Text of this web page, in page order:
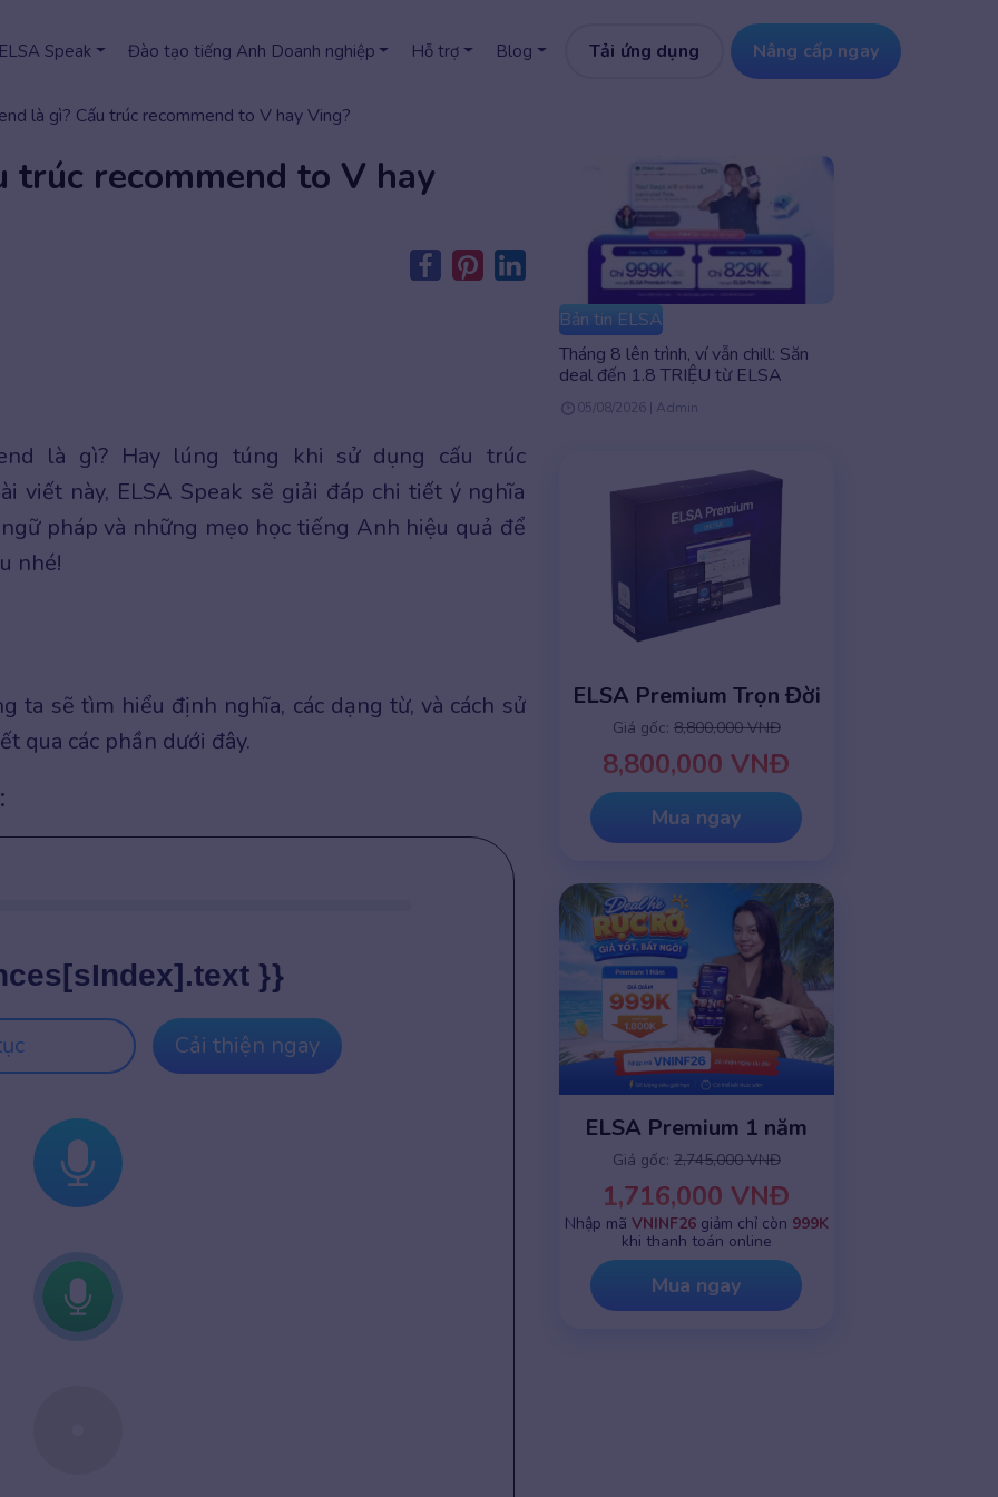
Speak Đào tạo tiếng Anh Doanh nghiệp Hỗ trợ Blog Tải ứng dụng Nâng cấp ngay
là gì? Cấu trúc recommend to V hay Ving?
trúc recommend to V hay
là gì? Hay lúng túng khi sử dụng cấu trúc
viết này, ELSA Speak sẽ giải đáp chi tiết ý nghĩa
pháp và những mẹo học tiếng Anh hiệu quả để
nhé!
ta sẽ tìm hiểu định nghĩa, các dạng từ, và cách sử
qua các phần dưới đây.
}}
Cải thiện ngay
Bản tin ELSA
Tháng 8 lên trình, ví vẫn chill: Săn
deal đến 1.8 TRIỆU từ ELSA
05/08/2026 | Admin
ELSA Premium Trọn Đời
Giá gốc: 8,800,000 VNĐ
8,800,000 VNĐ
Mua ngay
ELSA Premium 1 năm
Giá gốc: 2,745,000 VNĐ
1,716,000 VNĐ
Nhập mã VNINF26giảm chỉ còn 999K
khi thanh toán online
Mua ngay